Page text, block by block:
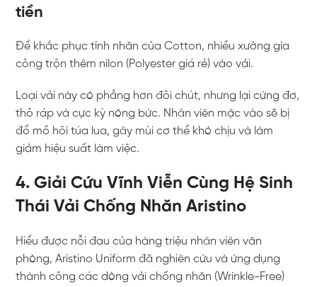
tiền
Để khắc phục tính nhăn của Cotton, nhiều xưởng gia
công trộn thêm nilon (Polyester giá rẻ) vào vải.
Loại vải này có phẳng hơn đôi chút, nhưng lại cứng đơ,
thô ráp và cực kỳ nóng bức. Nhân viên mặc vào sẽ bị
đổ mồ hôi túa lua, gây mùi cơ thể khó chịu và làm
giảm hiệu suất làm việc.
4. Giải Cứu Vĩnh Viễn Cùng Hệ Sinh
Thái Vải Chống Nhăn Aristino
Hiểu được nỗi đau của hàng triệu nhân viên văn
phòng, Aristino Uniform đã nghiên cứu và ứng dụng
thành công các dòng vải chống nhăn (Wrinkle-Free)